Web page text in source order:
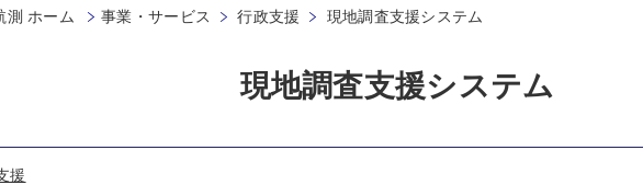
測 ホーム 事業・サービス 行政支援 現地調査支援システム
現地調査支援システム
援